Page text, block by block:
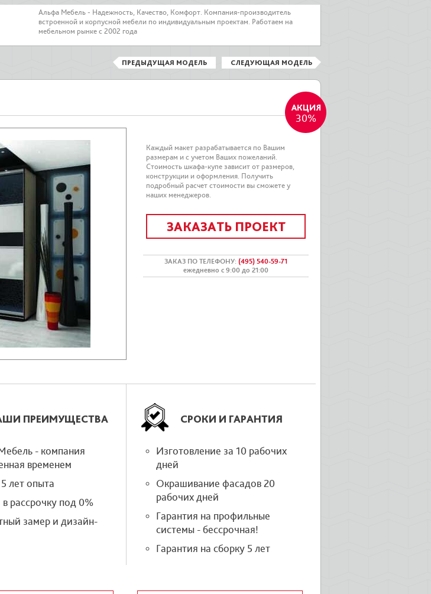
Альфа Мебель - Надежность, Качество, Комфорт. Компания-производитель
встроенной и корпусной мебели по индивидуальным проектам. Работаем на
мебельном рынке с 2002 года
ПРЕДЫДУЩАЯ МОДЕЛЬ СЛЕДУЮЩАЯ МОДЕЛЬ
Каждый макет разрабатывается по Вашим
размерам и с учетом Ваших пожеланий.
Стоимость шкафа-купе зависит от размеров,
конструкции и оформления. Получить
подробный расчет стоимости вы сможете у
наших менеджеров.
ЗАКАЗАТЬ ПРОЕКТ
ЗАКАЗ ПО ТЕЛЕФОНУ: (495) 540-59-71
ежедневно с 9:00 до 21:00
30%
ПРЕИМУЩЕСТВА
- компания
временем
лет опыта
рассрочку под 0%
замер и дизайн-
СРОКИ И ГАРАНТИЯ
Изготовление за 10 рабочих
дней
Окрашивание фасадов 20
рабочих дней
Гарантия на профильные
системы - бессрочная!
Гарантия на сборку 5 лет